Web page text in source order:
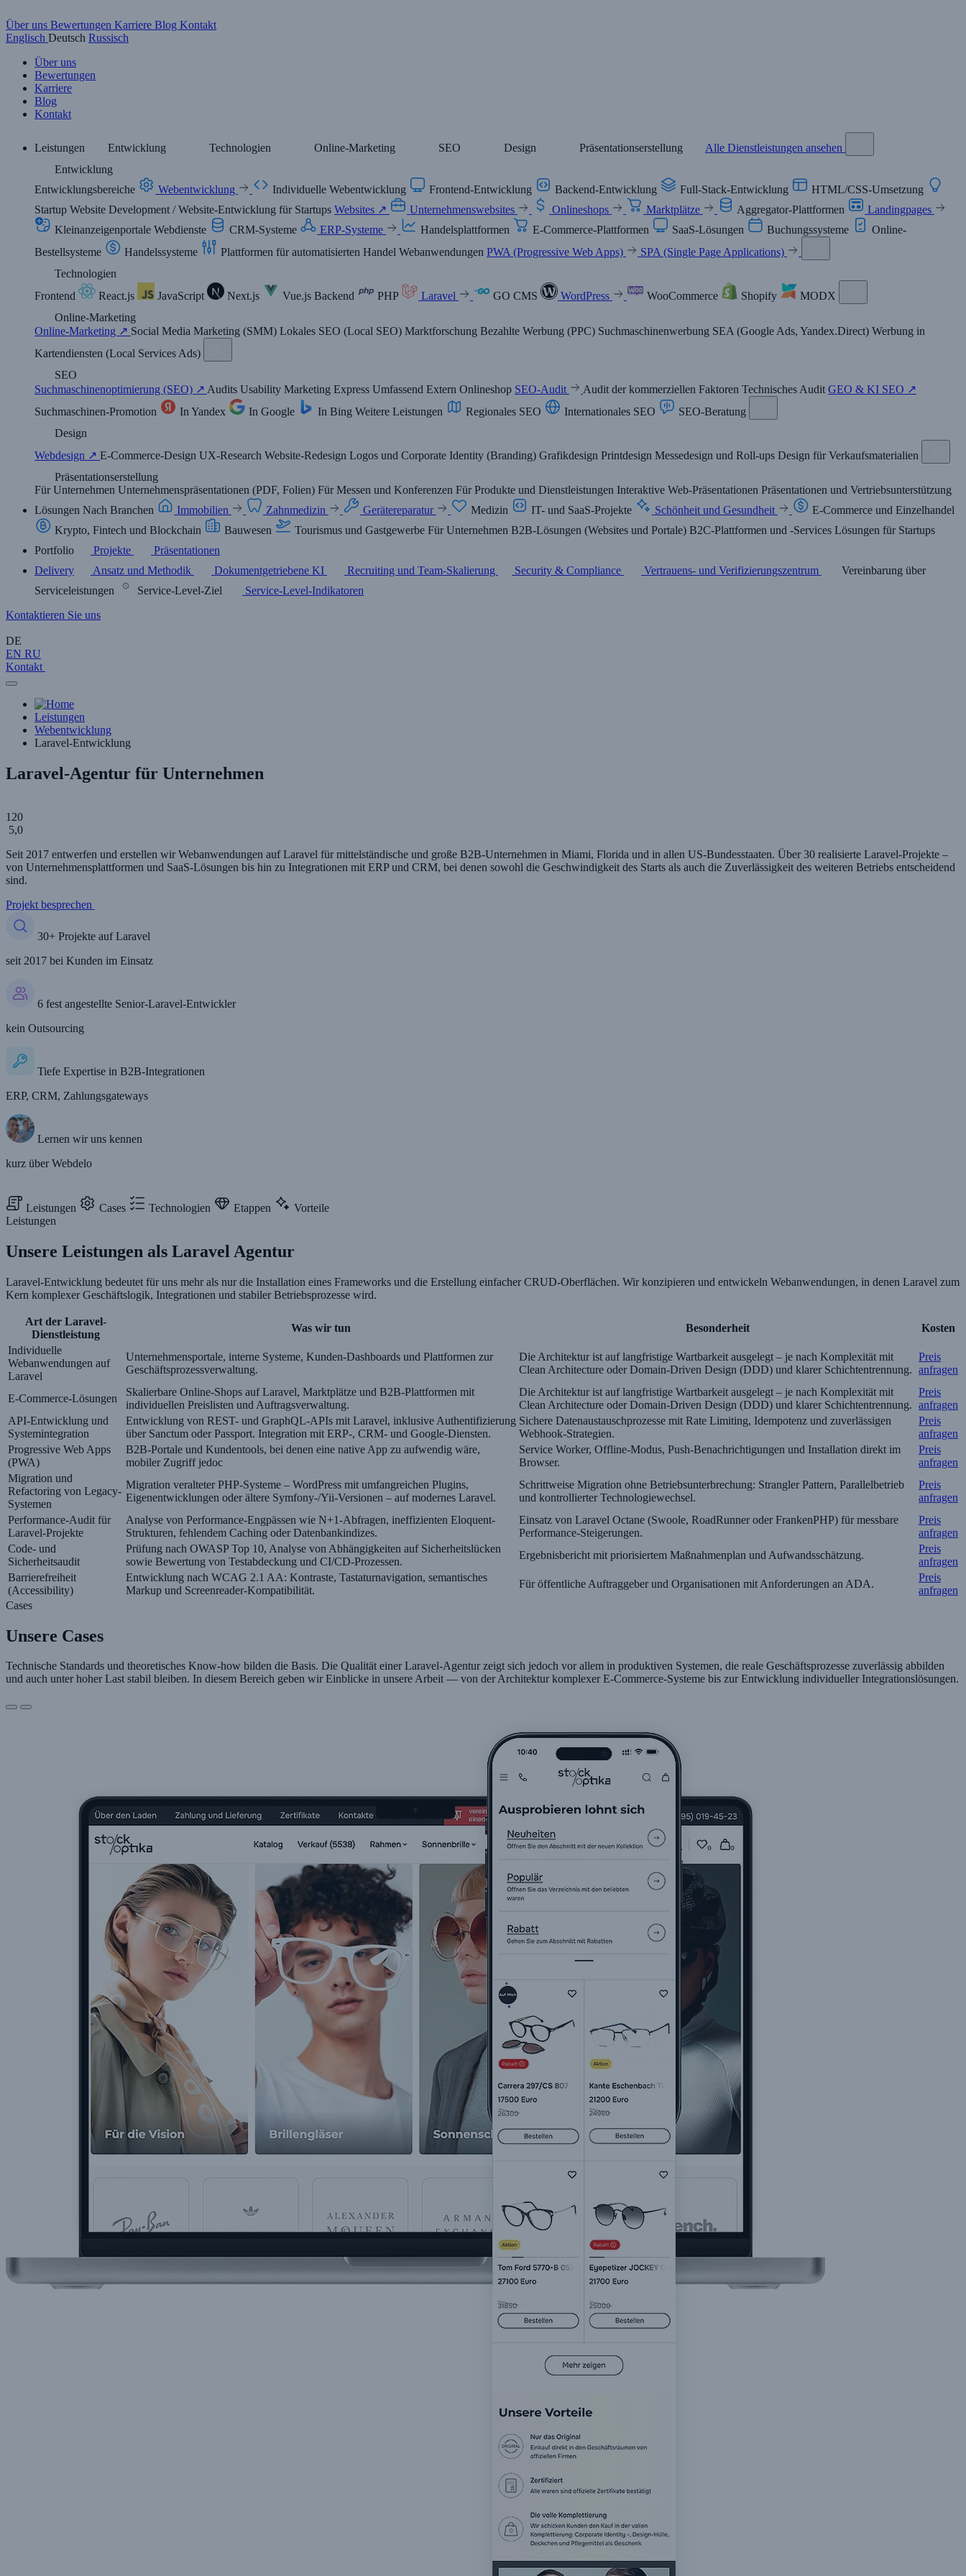
Über uns Bewertungen Karriere Blog Kontakt
Englisch Deutsch Russisch
Über uns
Bewertungen
Karriere
Blog
Kontakt
Leistungen Entwicklung Technologien Online-Marketing SEO Design Präsentationserstellung
Alle Dienstleistungen ansehen
Entwicklung
Entwicklungsbereiche
Webentwicklung Individuelle Webentwicklung Frontend-Entwicklung Backend-Entwicklung Full-Stack-Entwicklung
HTML/CSS-Umsetzung
Startup Website Development / Website-Entwicklung für Startups Websites ↗ Unternehmenswebsites Onlineshops Marktplätze Aggregator-Plattformen
Landingpages
Kleinanzeigenportale Webdienste CRM-Systeme ERP-Systeme Handelsplattformen E-Commerce-Plattformen SaaS-Lösungen Buchungssysteme
Online-
Bestellsysteme
Handelssysteme Plattformen für automatisierten Handel Webanwendungen PWA (Progressive Web Apps)
SPA (Single Page Applications)
Technologien
Frontend
React.js JavaScript Next.js Vue.js Backend PHP Laravel GO CMS WordPress WooCommerce Shopify
MODX
Online-Marketing
Online-Marketing ↗ Social Media Marketing (SMM) Lokales SEO (Local SEO) Marktforschung Bezahlte Werbung (PPC) Suchmaschinenwerbung SEA (Google Ads, Yandex.Direct) Werbung in
Kartendiensten (Local Services Ads)
SEO
Suchmaschinenoptimierung (SEO) ↗ Audits Usability Marketing Express Umfassend Extern Onlineshop SEO-Audit Audit der kommerziellen Faktoren Technisches Audit GEO & KI SEO ↗
Suchmaschinen-Promotion
In Yandex In Google In Bing Weitere Leistungen Regionales SEO Internationales SEO
SEO-Beratung
Design
Webdesign ↗ E-Commerce-Design UX-Research Website-Redesign Logos und Corporate Identity (Branding) Grafikdesign Printdesign Messedesign und Roll-ups Design für Verkaufsmaterialien
Präsentationserstellung
Für Unternehmen Unternehmenspräsentationen (PDF, Folien) Für Messen und Konferenzen Für Produkte und Dienstleistungen Interaktive Web-Präsentationen Präsentationen und Vertriebsunterstützung
Lösungen Nach Branchen Immobilien Zahnmedizin Gerätereparatur Medizin IT- und SaaS-Projekte Schönheit und Gesundheit
E-Commerce und Einzelhandel
Krypto, Fintech und Blockchain
Bauwesen Tourismus und Gastgewerbe Für Unternehmen B2B-Lösungen (Websites und Portale) B2C-Plattformen und -Services Lösungen für Startups
Portfolio
Projekte
Präsentationen
Delivery
Ansatz und Methodik Dokumentgetriebene KI Recruiting und Team-Skalierung Security & Compliance Vertrauens- und Verifizierungszentrum
Vereinbarung über
Serviceleistungen
Service-Level-Ziel
Service-Level-Indikatoren
Kontaktieren Sie uns
DE
EN RU
Kontakt
Leistungen
Webentwicklung
Laravel-Entwicklung
Laravel-Agentur für Unternehmen
120
5,0
Seit 2017 entwerfen und erstellen wir Webanwendungen auf Laravel für mittelständische und große B2B-Unternehmen in Miami, Florida und in allen US-Bundesstaaten. Über 30 realisierte Laravel-Projekte –
von Unternehmensplattformen und SaaS-Lösungen bis hin zu Integrationen mit ERP und CRM, bei denen sowohl die Geschwindigkeit des Starts als auch die Zuverlässigkeit des weiteren Betriebs entscheidend
sind.
Projekt besprechen
30+ Projekte auf Laravel
seit 2017 bei Kunden im Einsatz
6 fest angestellte Senior-Laravel-Entwickler
kein Outsourcing
Tiefe Expertise in B2B-Integrationen
ERP, CRM, Zahlungsgateways
Lernen wir uns kennen
kurz über Webdelo
Leistungen Cases Technologien Etappen
Vorteile
Leistungen
Unsere Leistungen als Laravel Agentur
Laravel-Entwicklung bedeutet für uns mehr als nur die Installation eines Frameworks und die Erstellung einfacher CRUD-Oberflächen. Wir konzipieren und entwickeln Webanwendungen, in denen Laravel zum
Kern komplexer Geschäftslogik, Integrationen und stabiler Betriebsprozesse wird.
Art der Laravel-
Dienstleistung
Was wir tun Besonderheit
Kosten
Individuelle
Webanwendungen auf
Laravel
Unternehmensportale, interne Systeme, Kunden-Dashboards und Plattformen zur
Geschäftsprozessverwaltung.
Die Architektur ist auf langfristige Wartbarkeit ausgelegt – je nach Komplexität mit
Clean Architecture oder Domain-Driven Design (DDD) und klarer Schichtentrennung.
Preis
anfragen
E-Commerce-Lösungen
Skalierbare Online-Shops auf Laravel, Marktplätze und B2B-Plattformen mit
individuellen Preislisten und Auftragsverwaltung.
Die Architektur ist auf langfristige Wartbarkeit ausgelegt – je nach Komplexität mit
Clean Architecture oder Domain-Driven Design (DDD) und klarer Schichtentrennung.
Preis
anfragen
API-Entwicklung und
Systemintegration
Entwicklung von REST- und GraphQL-APIs mit Laravel, inklusive Authentifizierung
über Sanctum oder Passport. Integration mit ERP-, CRM- und Google-Diensten.
Sichere Datenaustauschprozesse mit Rate Limiting, Idempotenz und zuverlässigen
Webhook-Strategien.
Preis
anfragen
Progressive Web Apps
(PWA)
B2B-Portale und Kundentools, bei denen eine native App zu aufwendig wäre,
mobiler Zugriff jedoc
Service Worker, Offline-Modus, Push-Benachrichtigungen und Installation direkt im
Browser.
Preis
anfragen
Migration und
Refactoring von Legacy-
Systemen
Migration veralteter PHP-Systeme – WordPress mit umfangreichen Plugins,
Eigenentwicklungen oder ältere Symfony-/Yii-Versionen – auf modernes Laravel.
Schrittweise Migration ohne Betriebsunterbrechung: Strangler Pattern, Parallelbetrieb
und kontrollierter Technologiewechsel.
Preis
anfragen
Performance-Audit für
Laravel-Projekte
Analyse von Performance-Engpässen wie N+1-Abfragen, ineffizienten Eloquent-
Strukturen, fehlendem Caching oder Datenbankindizes.
Einsatz von Laravel Octane (Swoole, RoadRunner oder FrankenPHP) für messbare
Performance-Steigerungen.
Preis
anfragen
Code- und
Sicherheitsaudit
Prüfung nach OWASP Top 10, Analyse von Abhängigkeiten auf Sicherheitslücken
sowie Bewertung von Testabdeckung und CI/CD-Prozessen.
Ergebnisbericht mit priorisiertem Maßnahmenplan und Aufwandsschätzung.
Preis
anfragen
Barrierefreiheit
(Accessibility)
Entwicklung nach WCAG 2.1 AA: Kontraste, Tastaturnavigation, semantisches
Markup und Screenreader-Kompatibilität.
Für öffentliche Auftraggeber und Organisationen mit Anforderungen an ADA.
Preis
anfragen
Cases
Unsere Cases
Technische Standards und theoretisches Know-how bilden die Basis. Die Qualität einer Laravel-Agentur zeigt sich jedoch vor allem in produktiven Systemen, die reale Geschäftsprozesse zuverlässig abbilden
und auch unter hoher Last stabil bleiben. In diesem Bereich geben wir Einblicke in unsere Arbeit — von der Architektur komplexer E-Commerce-Systeme bis zur Entwicklung individueller Integrationslösungen.